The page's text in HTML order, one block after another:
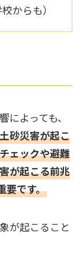
からも）
よっても、
砂災害が起こ
ェックや避難
が起こる前兆
要です。
が起こること